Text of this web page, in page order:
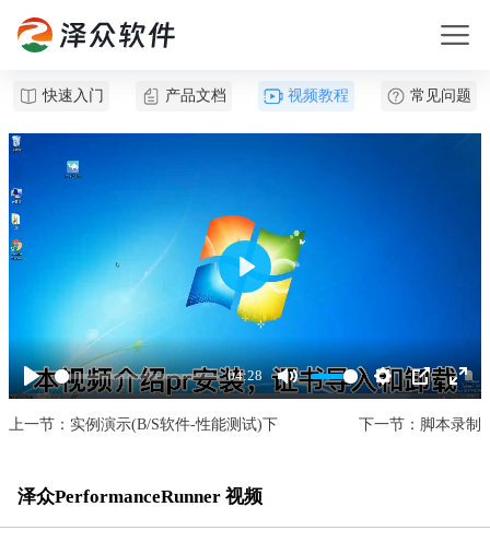
快速入门 产品文档 视频教程 常见问题
Play
04:28
Mute SettingsPIP
Enter
Play
上一节：实例演示(B/S软件-性能测试)下 下一节：脚本录制
泽众PerformanceRunner 视频